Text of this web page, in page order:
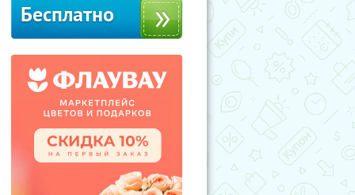
Бесплатно